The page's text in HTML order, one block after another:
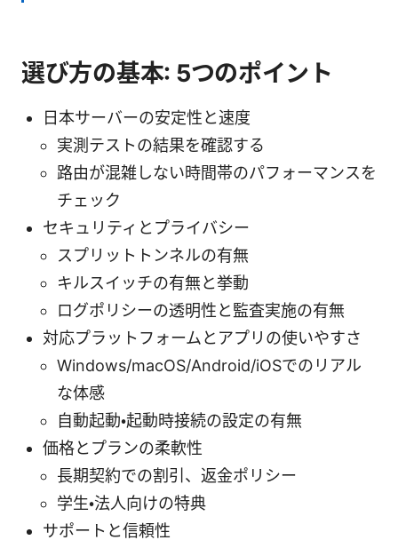
選び方の基本: 5つのポイント
日本サーバーの安定性と速度
実測テストの結果を確認する
路由が混雑しない時間帯のパフォーマンスを
チェック
セキュリティとプライバシー
スプリットトンネルの有無
キルスイッチの有無と挙動
ログポリシーの透明性と監査実施の有無
対応プラットフォームとアプリの使いやすさ
Windows/macOS/Android/iOSでのリアル
な体感
自動起動・起動時接続の設定の有無
価格とプランの柔軟性
長期契約での割引、返金ポリシー
学生・法人向けの特典
サポートと信頼性